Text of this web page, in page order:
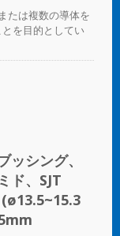
たは複数の導体を
を目的としてい
ッシング、
ド、SJT